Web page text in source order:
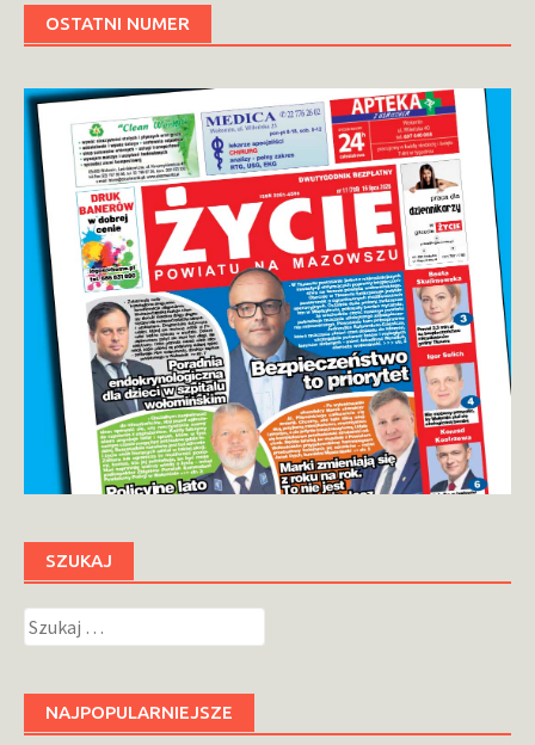
OSTATNI NUMER
SZUKAJ
Szukaj:
NAJPOPULARNIEJSZE